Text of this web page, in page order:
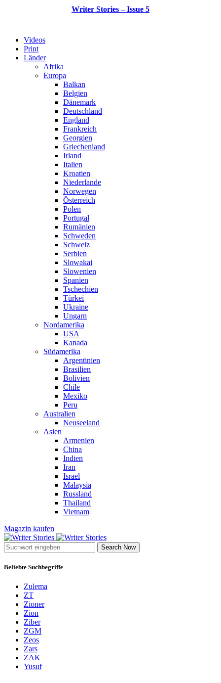
Writer Stories – Issue 5
Videos
Print
Länder
Afrika
Europa
Balkan
Belgien
Dänemark
Deutschland
England
Frankreich
Georgien
Griechenland
Irland
Italien
Kroatien
Niederlande
Norwegen
Österreich
Polen
Portugal
Rumänien
Schweden
Schweiz
Serbien
Slowakai
Slowenien
Spanien
Tschechien
Türkei
Ukraine
Ungarn
Nordamerika
USA
Kanada
Südamerika
Argentinien
Brasilien
Bolivien
Chile
Mexiko
Peru
Australien
Neuseeland
Asien
Armenien
China
Indien
Iran
Israel
Malaysia
Russland
Thailand
Vietnam
Magazin kaufen
Search Now
Beliebte Suchbegriffe
Zulema
ZT
Zioner
Zion
Ziber
ZGM
Zeos
Zars
ZAK
Yusuf